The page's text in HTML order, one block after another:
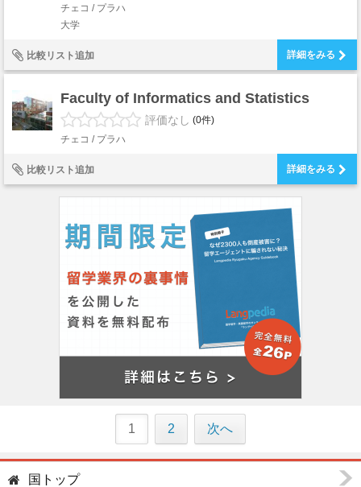
チェコ / プラハ
大学
比較リスト追加 詳細をみる
Faculty of Informatics and Statistics
評価なし (0件)
チェコ / プラハ
比較リスト追加 詳細をみる
1 2 次へ
国トップ